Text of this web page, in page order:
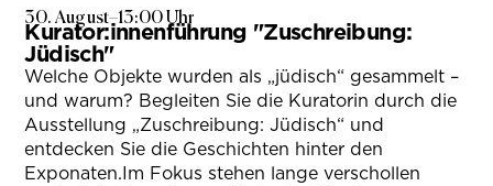
30. August–13:00 Uhr
Kurator:innenführung "Zuschreibung:
Jüdisch"
Welche Objekte wurden als „jüdisch“ gesammelt –
und warum? Begleiten Sie die Kuratorin durch die
Ausstellung „Zuschreibung: Jüdisch“ und
entdecken Sie die Geschichten hinter den
Exponaten.Im Fokus stehen lange verschollen